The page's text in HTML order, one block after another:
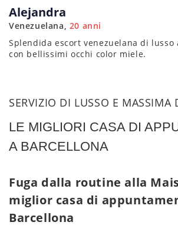
Alejandra
Venezuelana 20 anni
Splendida escort venezuelana di lusso
con bellissimi occhi color miele.
SERVIZIO DI LUSSO E MASSIMA
LE MIGLIORI CASA DI
A BARCELLONA
Fuga dalla routine alla
miglior casa di
Barcellona